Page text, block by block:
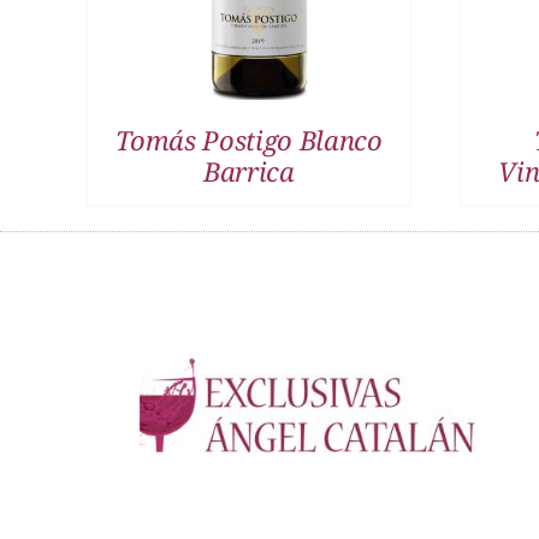
Tomás Postigo Blanco
Barrica